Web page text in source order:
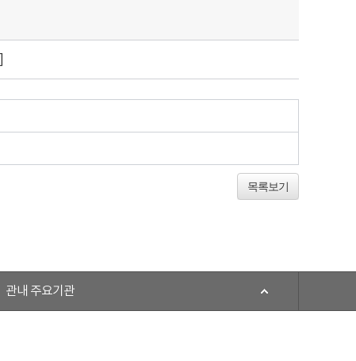
목록보기
관내 주요기관